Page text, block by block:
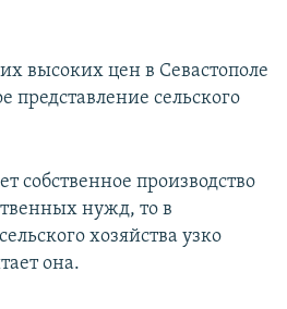
высоких цен в Севастополе
представление сельского
собственное производство
нужд, то в
хозяйства узко
она.